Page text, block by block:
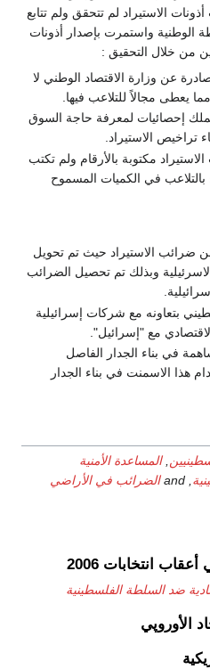
الاستيراد لم تتحقق ولم تتابع
واستمرت بإصدار أذونات
من خلال التحقيق :
عن وزارة الاقتصاد الوطني لا
يعطى مجالاً للتلاعب فيها.
تملك إحصائيات لمعرفة حاجة السوق
تراخيص الاستيراد.
مكتوبة بالأرقام ولم تكتب
في الكميات المسموح
ضرائب الاستيراد حيث تم تحويل
وبذلك تم تحصيل الضرائب
بتعاونه مع شركات إسرائيلية
مع "إسرائيل".
في بناء الجدار الفاصل
هذا الاسمنت في بناء الجدار
,المساعدة الأمنية
, and
الضرائب في الأراضي
انتخابات 2006
ضد السلطة الفلسطينية
الأوروپي